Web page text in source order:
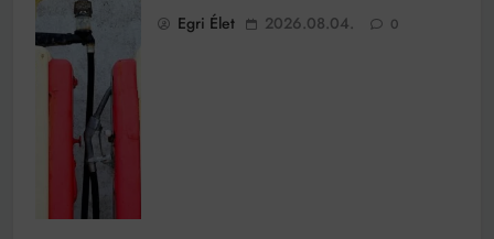
Egri Élet 2026.08.04. 0